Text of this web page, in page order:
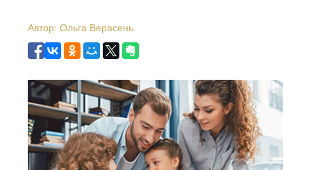
Автор: Ольга Верасень